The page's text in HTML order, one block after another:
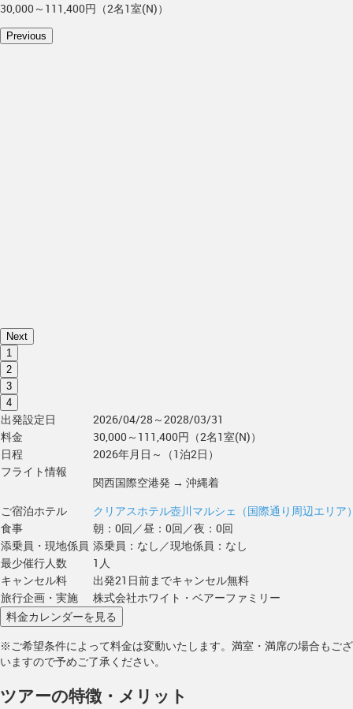
30,000～111,400円（2名1室(N)）
Previous
Next
1
2
3
4
出発設定日
2026/04/28～2028/03/31
料金
30,000～111,400円（2名1室(N)）
日程
2026年月日～（1泊2日）
フライト情報
関西国際空港発 → 沖縄着
ご宿泊ホテル
クリアスホテル壺川マルシェ（国際通り周辺エリア
食事
朝：0回／昼：0回／夜：0回
添乗員・現地係員 添乗員：なし／現地係員：なし
最少催行人数
1人
キャンセル料
出発21日前までキャンセル無料
旅行企画・実施
株式会社ホワイト・ベアーファミリー
※ご希望条件によって料金は変動いたします。満室・満席の場合もござ
いますので予めご了承ください。
ツアーの特徴・メリット